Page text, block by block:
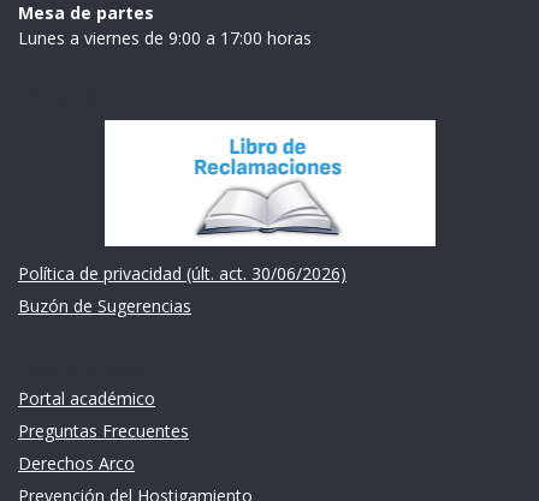
Mesa de partes
Lunes a viernes de 9:00 a 17:00 horas
Política de privacidad (últ. act. 30/06/2026)
Buzón de Sugerencias
Portal académico
Preguntas Frecuentes
Derechos Arco
Prevención del Hostigamiento